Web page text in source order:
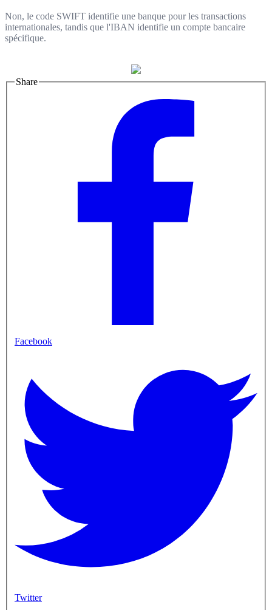
Non, le code SWIFT identifie une banque pour les transactions
internationales, tandis que l'IBAN identifie un compte bancaire
spécifique.
Share
Facebook
Twitter